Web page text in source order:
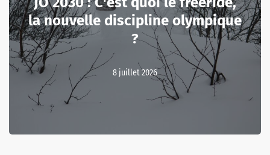
la nouvelle discipline olympique
?
8 juillet 2026